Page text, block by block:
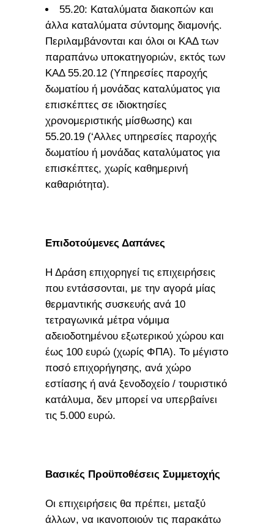
55.20: Καταλύματα διακοπών και
άλλα καταλύματα σύντομης διαμονής.
Περιλαμβάνονται και όλοι οι ΚΑΔ των
παραπάνω υποκατηγοριών, εκτός των
ΚΑΔ 55.20.12 (Υπηρεσίες παροχής
δωματίου ή μονάδας καταλύματος για
επισκέπτες σε ιδιοκτησίες
χρονομεριστικής μίσθωσης) και
55.20.19 (‘Αλλες υπηρεσίες παροχής
δωματίου ή μονάδας καταλύματος για
επισκέπτες, χωρίς καθημερινή
καθαριότητα).
Επιδοτούμενες Δαπάνες
Η Δράση επιχορηγεί τις επιχειρήσεις
που εντάσσονται, με την αγορά μίας
θερμαντικής συσκευής ανά 10
τετραγωνικά μέτρα νόμιμα
αδειοδοτημένου εξωτερικού χώρου και
έως 100 ευρώ (χωρίς ΦΠΑ). Το μέγιστο
ποσό επιχορήγησης, ανά χώρο
εστίασης ή ανά ξενοδοχείο / τουριστικό
κατάλυμα, δεν μπορεί να υπερβαίνει
τις 5.000 ευρώ.
Βασικές Προϋποθέσεις Συμμετοχής
Οι επιχειρήσεις θα πρέπει, μεταξύ
άλλων, να ικανοποιούν τις παρακάτω